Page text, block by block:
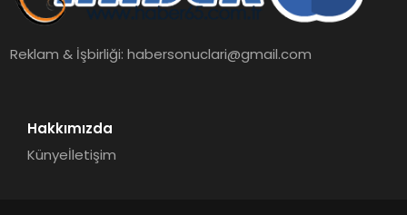
Reklam & İşbirliği:habersonuclari@gmail.com
Hakkımızda
Künyeİletişim